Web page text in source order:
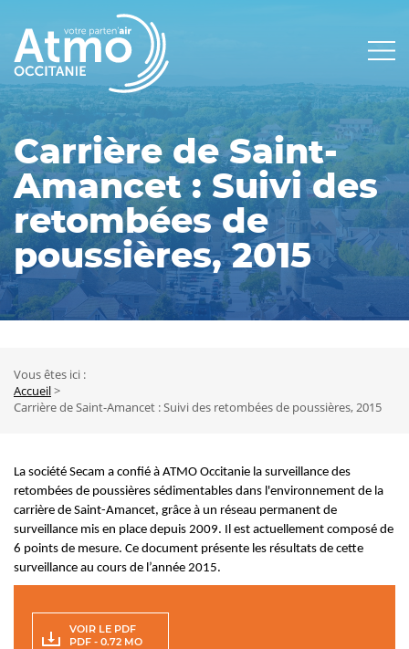
Main
navigation
Carrière de Saint-
Amancet : Suivi des
retombées de
poussières, 2015
Vous êtes ici :
Fil
d'Ariane
Accueil
Carrière de Saint-Amancet : Suivi des retombées de poussières, 2015
La société Secam a confié à ATMO Occitanie la surveillance des
retombées de poussières sédimentables dans l'environnement de la
carrière de Saint-Amancet, grâce à un réseau permanent de
surveillance mis en place depuis 2009. Il est actuellement composé de
6 points de mesure. Ce document présente les résultats de cette
surveillance au cours de l’année 2015.
VOIR LE PDF
PDF - 0.72 MO
Panneau de gestion des cookies